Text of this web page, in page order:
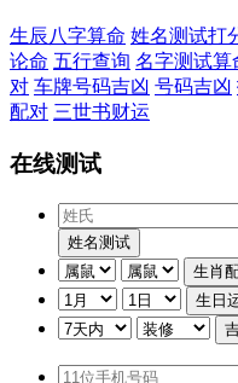
生辰八字算命 姓名测试打
论命 五行查询 名字测试算
对 车牌号码吉凶 号码吉凶
配对 三世书财运
在线测试